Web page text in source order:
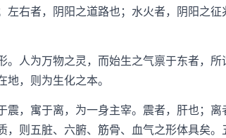
右者，阴阳之道路也；水火者，阴阳之
人为万物之灵，而始生之气禀于东者，所
，则为生化之本。
，寓于离，为一身主宰。震者，肝也；离
则五脏、六腑、筋骨、血气之形体具矣